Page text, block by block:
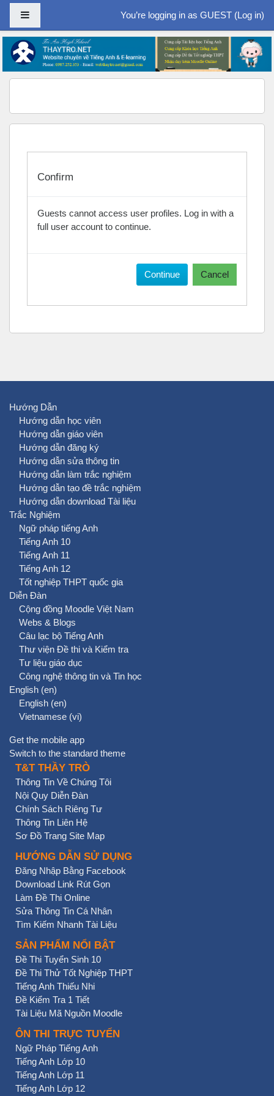
Skip to main content
You’re logging in as GUEST (Log in)
Confirm
Guests cannot access user profiles. Log in with a
full user account to continue.
Continue Cancel
Hướng Dẫn
Hướng dẫn học viên
Hướng dẫn giáo viên
Hướng dẫn đăng ký
Hướng dẫn sửa thông tin
Hướng dẫn làm trắc nghiệm
Hướng dẫn tạo đề trắc nghiệm
Hướng dẫn download Tài liệu
Trắc Nghiệm
Ngữ pháp tiếng Anh
Tiếng Anh 10
Tiếng Anh 11
Tiếng Anh 12
Tốt nghiệp THPT quốc gia
Diễn Đàn
Cộng đồng Moodle Việt Nam
Webs & Blogs
Câu lạc bộ Tiếng Anh
Thư viện Đề thi và Kiểm tra
Tư liệu giáo dục
Công nghệ thông tin và Tin học
English ‎(en)‎
English ‎(en)‎
Vietnamese ‎(vi)‎
Get the mobile app
Switch to the standard theme
T&T THẦY TRÒ
Thông Tin Về Chúng Tôi
Nội Quy Diễn Đàn
Chính Sách Riêng Tư
Thông Tin Liên Hệ
Sơ Đồ Trang Site Map
HƯỚNG DẪN SỬ DỤNG
Đăng Nhập Bằng Facebook
Download Link Rút Gọn
Làm Đề Thi Online
Sửa Thông Tin Cá Nhân
Tìm Kiếm Nhanh Tài Liệu
SẢN PHẨM NỔI BẬT
Đề Thi Tuyển Sinh 10
Đề Thi Thử Tốt Nghiệp THPT
Tiếng Anh Thiếu Nhi
Đề Kiểm Tra 1 Tiết
Tài Liệu Mã Nguồn Moodle
ÔN THI TRỰC TUYẾN
Ngữ Pháp Tiếng Anh
Tiếng Anh Lớp 10
Tiếng Anh Lớp 11
Tiếng Anh Lớp 12